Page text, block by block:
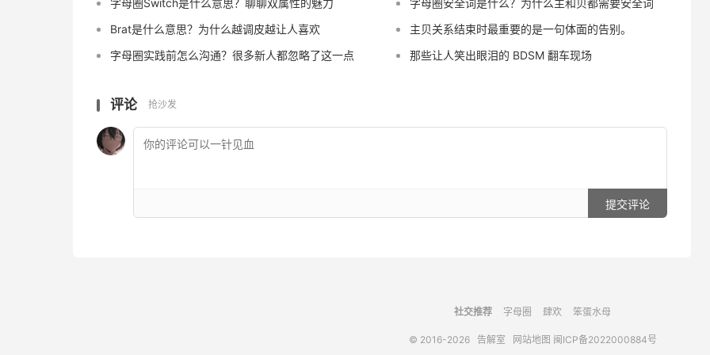
字母圈Switch是什么意思？聊聊双属性的魅力
字母圈安全词是什么？为什么主和贝都需要安全词
Brat是什么意思？为什么越调皮越让人喜欢
主贝关系结束时最重要的是一句体面的告别。
字母圈实践前怎么沟通？很多新人都忽略了这一点
那些让人笑出眼泪的 BDSM 翻车现场
评论 抢沙发
提交评论
社交推荐 字母圈 肆欢 笨蛋水母
© 2016-2026 告解室 网站地图 闽ICP备2022000884号